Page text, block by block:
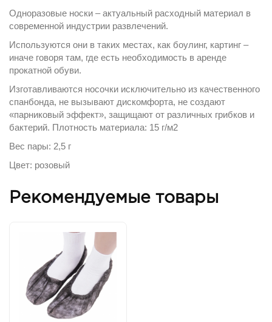
Одноразовые носки – актуальный расходный материал в
современной индустрии развлечений.
Используются они в таких местах, как боулинг, картинг –
иначе говоря там, где есть необходимость в аренде
прокатной обуви.
Изготавливаются носочки исключительно из качественного
спанбонда, не вызывают дискомфорта, не создают
«парниковый эффект», защищают от различных грибков и
бактерий. Плотность материала: 15 г/м2
Вес пары: 2,5 г
Цвет: розовый
Рекомендуемые товары